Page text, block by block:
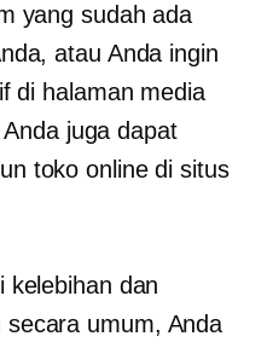
yang sudah ada
atau Anda ingin
di halaman media
juga dapat
toko online di situs
kelebihan dan
secara umum, Anda